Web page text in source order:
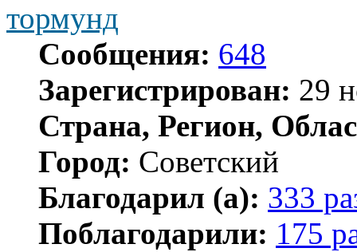
тормунд
Сообщения: 648
Зарегистрирован: 29
Страна, Регион,
Город: Советский
Благодарил (а): 333
Поблагодарили: 175